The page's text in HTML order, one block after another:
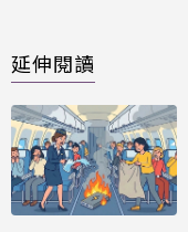
延伸閱讀